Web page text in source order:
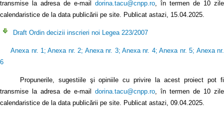
transmise la adresa de e-mail dorina.tacu@cnpp.ro , în termen de 10 zile
calendaristice de la data publicării pe site. Publicat astazi, 15.04.2025.
Draft Ordin decizii inscrieri noi Legea 223/2007
Anexa nr. 1 ;Anexa nr. 2; Anexa nr. 3;Anexa nr. 4;Anexa nr. 5; Anexa nr.
6
Propunerile, sugestiile şi opiniile cu privire la acest proiect pot fi
transmise la adresa de e-mail dorina.tacu@cnpp.ro , în termen de 10 zile
calendaristice de la data publicării pe site. Publicat astazi, 09.04.2025.